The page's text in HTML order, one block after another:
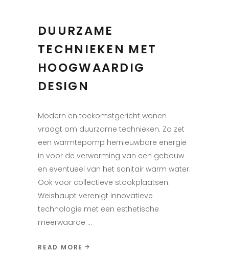
DUURZAME
TECHNIEKEN MET
HOOGWAARDIG
DESIGN
Modern en toekomstgericht wonen
vraagt om duurzame technieken. Zo zet
een warmtepomp hernieuwbare energie
in voor de verwarming van een gebouw
en eventueel van het sanitair warm water.
Ook voor collectieve stookplaatsen.
Weishaupt verenigt innovatieve
technologie met een esthetische
meerwaarde
READ MORE